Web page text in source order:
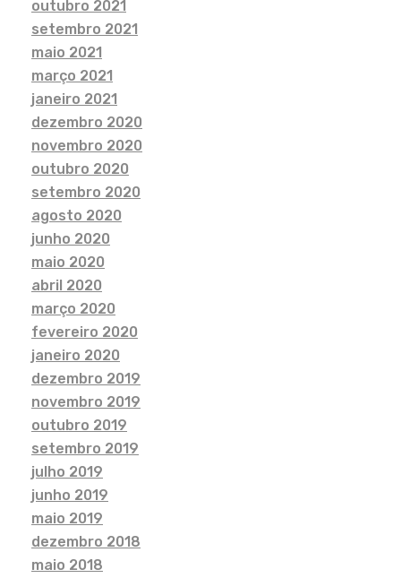
outubro 2021
setembro 2021
maio 2021
março 2021
janeiro 2021
dezembro 2020
novembro 2020
outubro 2020
setembro 2020
agosto 2020
junho 2020
maio 2020
abril 2020
março 2020
fevereiro 2020
janeiro 2020
dezembro 2019
novembro 2019
outubro 2019
setembro 2019
julho 2019
junho 2019
maio 2019
dezembro 2018
maio 2018